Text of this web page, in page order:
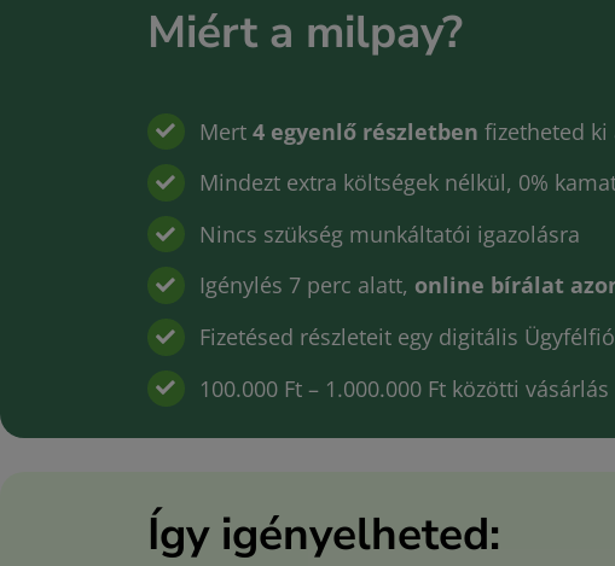
Miért a milpay?
Mert4 egyenlő részletben fizetheted ki
Mindezt extra költségek nélkül, 0%
Nincs szükség munkáltatói igazolásra
Igénylés 7 perc alatt, online bírálat
Fizetésed részleteit egy digitális
100.000 Ft – 1.000.000 Ft közötti
Így igényelheted: